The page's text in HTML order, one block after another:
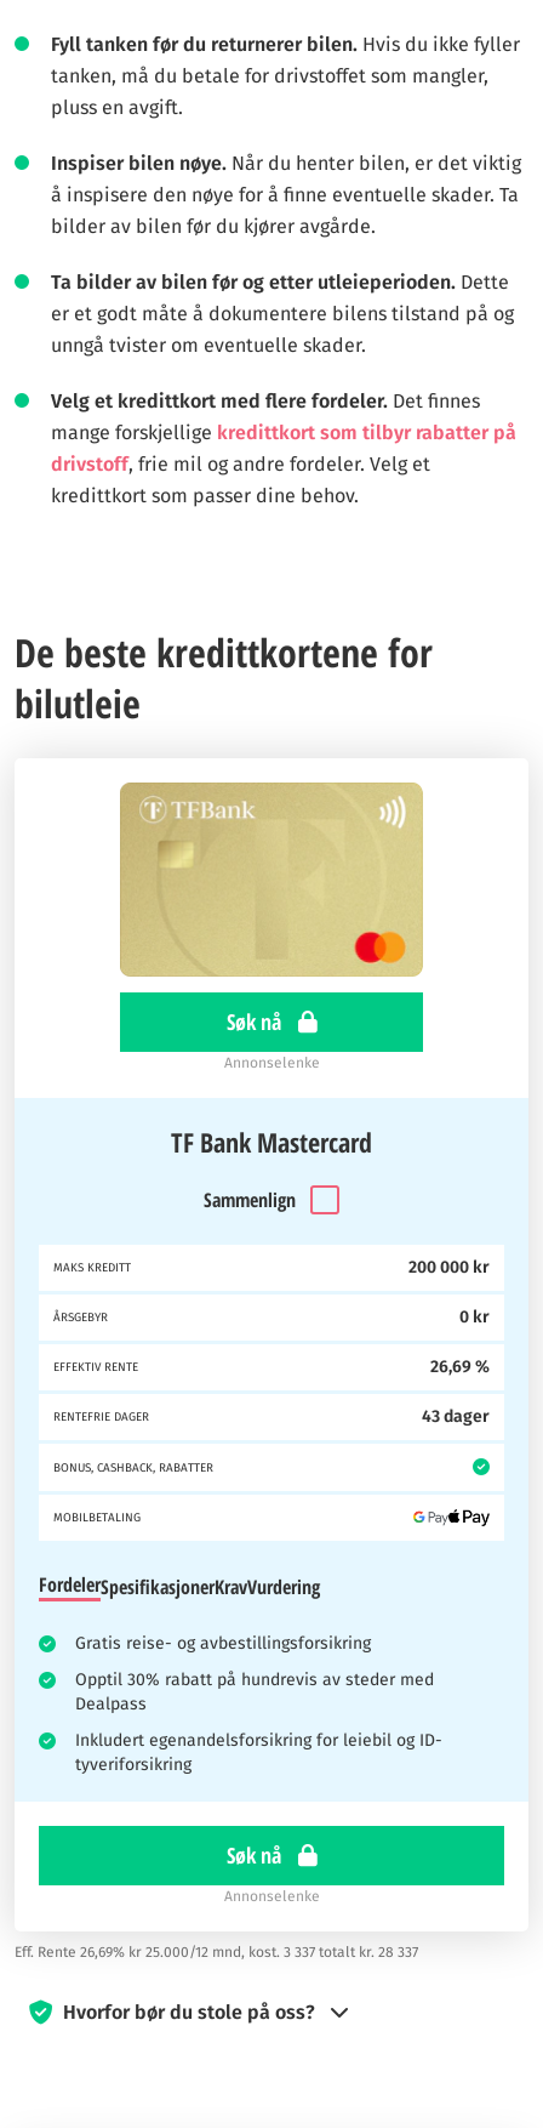
Fyll tanken før du returnerer bilen. Hvis du ikke fyller
tanken, må du betale for drivstoffet som mangler,
pluss en avgift.
Inspiser bilen nøye. Når du henter bilen, er det viktig
å inspisere den nøye for å finne eventuelle skader. Ta
bilder av bilen før du kjører avgårde.
Ta bilder av bilen før og etter utleieperioden. Dette
er et godt måte å dokumentere bilens tilstand på og
unngå tvister om eventuelle skader.
Velg et kredittkort med flere fordeler. Det finnes
mange forskjellige kredittkort som tilbyr rabatter på
drivstoff, frie mil og andre fordeler. Velg et
kredittkort som passer dine behov.
De beste kredittkortene for
bilutleie
Søk nå
Annonselenke
TF Bank Mastercard
Sammenlign
MAKS KREDITT 200 000 kr
ÅRSGEBYR 0 kr
EFFEKTIV RENTE 26,69 %
RENTEFRIE DAGER 43 dager
BONUS, CASHBACK, RABATTER
MOBILBETALING
FordelerSpesifikasjonerKravVurdering
Gratis reise- og avbestillingsforsikring
Opptil 30% rabatt på hundrevis av steder med
Dealpass
Inkludert egenandelsforsikring for leiebil og ID-
tyveriforsikring
Søk nå
Annonselenke
Eff. Rente 26,69% kr 25.000/12 mnd, kost. 3 337 totalt kr. 28 337
Hvorfor bør du stole på oss?